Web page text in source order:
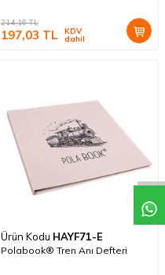
214,16TL
197,03 TL KDV
dahil
Ürün Kodu HAYF71-E
Polabook® Tren Anı Defteri